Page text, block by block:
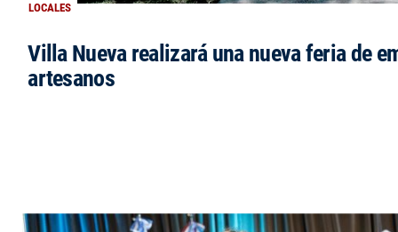
LOCALES
Villa Nueva realizará una nueva feria de
artesanos